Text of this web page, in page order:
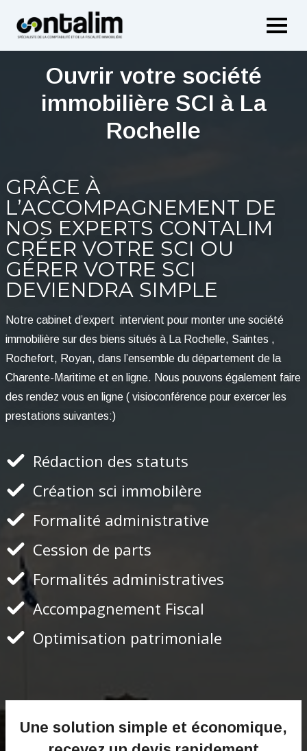
Ouvrir votre société
immobilière SCI à La
Rochelle
GRÂCE À
L’ACCOMPAGNEMENT DE
NOS EXPERTS CONTALIM
CRÉER VOTRE SCI OU
GÉRER VOTRE SCI
DEVIENDRA SIMPLE
Notre cabinet d’expert intervient pour monter une société
immobilière sur des biens situés à La Rochelle, Saintes ,
Rochefort, Royan, dans l’ensemble du département de la
Charente-Maritime et en ligne. Nous pouvons également faire
des rendez vous en ligne ( visioconférence pour exercer les
prestations suivantes:)
Rédaction des statuts
Création sci immobilère
Formalité administrative
Cession de parts
Formalités administratives
Accompagnement Fiscal
Optimisation patrimoniale
Une solution simple et économique,